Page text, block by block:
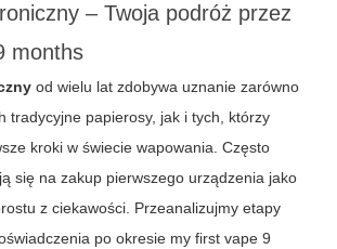
– Twoja podróż przez
months
od wielu lat zdobywa uznanie zarówno
tradycyjne papierosy, jak i tych, którzy
kroki w świecie wapowania. Często
się na zakup pierwszego urządzenia jako
z ciekawości. Przeanalizujmy etapy
po okresie my first vape 9